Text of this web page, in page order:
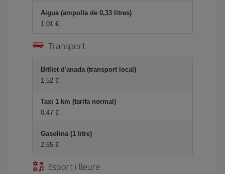
Aigua (ampolla de 0,33 litres)
1,01
Transport
Bitllet d'anada (transport local)
1,52
Taxi 1 km (tarifa normal)
0,47
Gasolina (1 litre)
2,65
Esport i lleure